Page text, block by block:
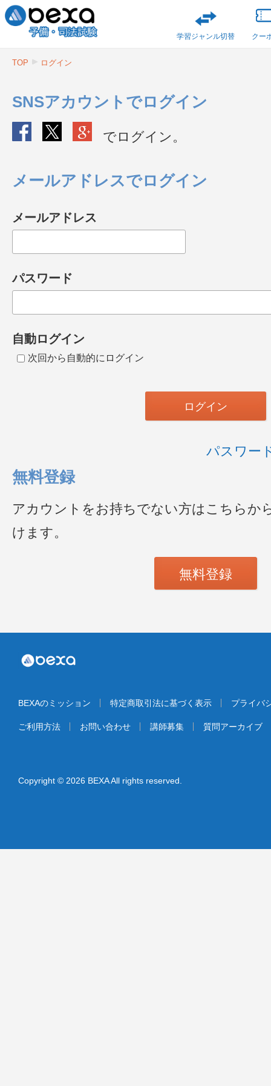
学習ジャンル切替 クー
TOP ログイン
SNSアカウントでログイン
でログイン。
メールアドレスでログイン
メールアドレス
パスワード
自動ログイン
次回から自動的にログイン
パスワー
無料登録
アカウントをお持ちでない方はこちらか
けます。
無料登録
BEXAのミッション 特定商取引法に基づく表示 プライバ
ご利用方法 お問い合わせ 講師募集 質問アーカイブ
Copyright © 2026 BEXA All rights reserved.